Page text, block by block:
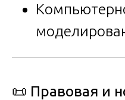
📜 Правовая и